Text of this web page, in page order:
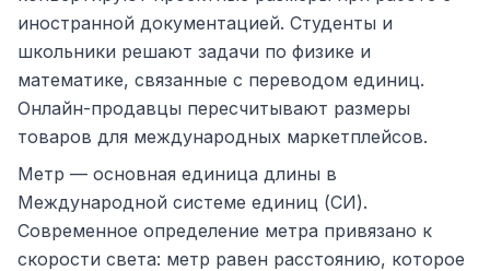
иностранной документацией. Студенты и
школьники решают задачи по физике и
математике, связанные с переводом единиц.
Онлайн-продавцы пересчитывают размеры
товаров для международных маркетплейсов.
Метр — основная единица длины в
Международной системе единиц (СИ).
Современное определение метра привязано к
скорости света: метр равен расстоянию, которое